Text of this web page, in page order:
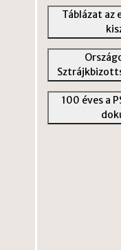
Táblázat az
100 éves a